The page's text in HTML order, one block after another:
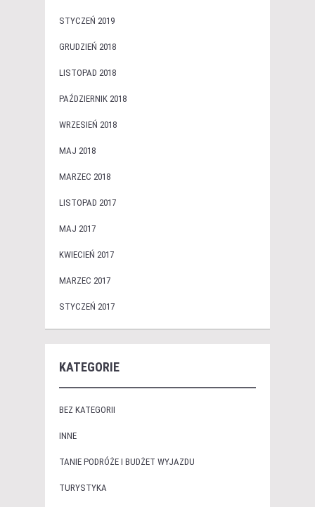
STYCZEŃ 2019
GRUDZIEŃ 2018
LISTOPAD 2018
PAŹDZIERNIK 2018
WRZESIEŃ 2018
MAJ 2018
MARZEC 2018
LISTOPAD 2017
MAJ 2017
KWIECIEŃ 2017
MARZEC 2017
STYCZEŃ 2017
KATEGORIE
BEZ KATEGORII
INNE
TANIE PODRÓŻE I BUDŻET WYJAZDU
TURYSTYKA